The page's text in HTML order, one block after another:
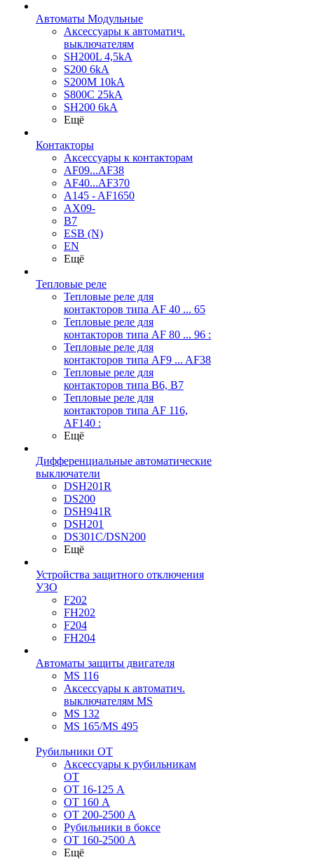
Автоматы Модульные
Аксессуары к автоматич.
выключателям
SH200L 4,5kA
S200 6kA
S200M 10kA
S800C 25kA
SH200 6kA
Ещё
Контакторы
Аксессуары к контакторам
AF09...AF38
AF40...AF370
A145 - AF1650
AX09-
B7
ESB (N)
EN
Ещё
Тепловые реле
Тепловые реле для
контакторов типа AF 40 ... 65
Тепловые реле для
контакторов типа AF 80 ... 96 :
Тепловые реле для
контакторов типа AF9 ... AF38
Тепловые реле для
контакторов типа В6, В7
Тепловые реле для
контакторов типа AF 116,
AF140 :
Ещё
Дифференциальные автоматические
выключатели
DSH201R
DS200
DSH941R
DSH201
DS301C/DSN200
Ещё
Устройства защитного отключения
УЗО
F202
FH202
F204
FH204
Автоматы защиты двигателя
MS 116
Аксессуары к автоматич.
выключателям MS
MS 132
MS 165/MS 495
Рубильники ОТ
Аксессуары к рубильникам
OT
OT 16-125 А
OT 160 А
OT 200-2500 А
Рубильники в боксе
OT 160-2500 А
Ещё